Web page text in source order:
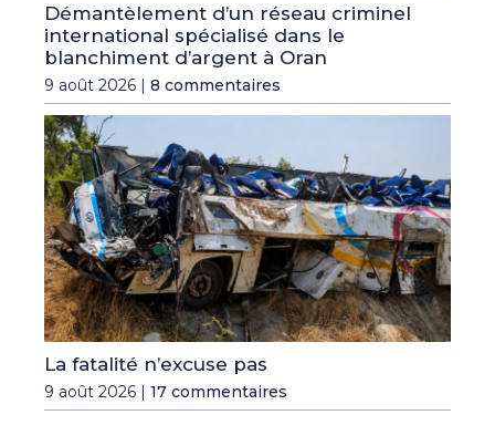
Démantèlement d’un réseau criminel
international spécialisé dans le
blanchiment d’argent à Oran
9 août 2026 | 8 commentaires
La fatalité n’excuse pas
9 août 2026 | 17 commentaires